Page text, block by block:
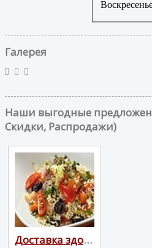
Галерея
Наши выгодные
Скидки, Распродажи)
Доставка здоровой еды